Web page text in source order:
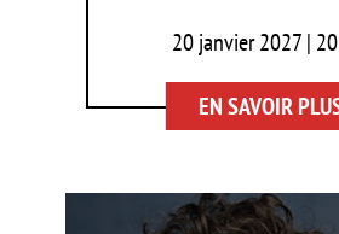
20 janvier 2027 |
EN SAVOIR